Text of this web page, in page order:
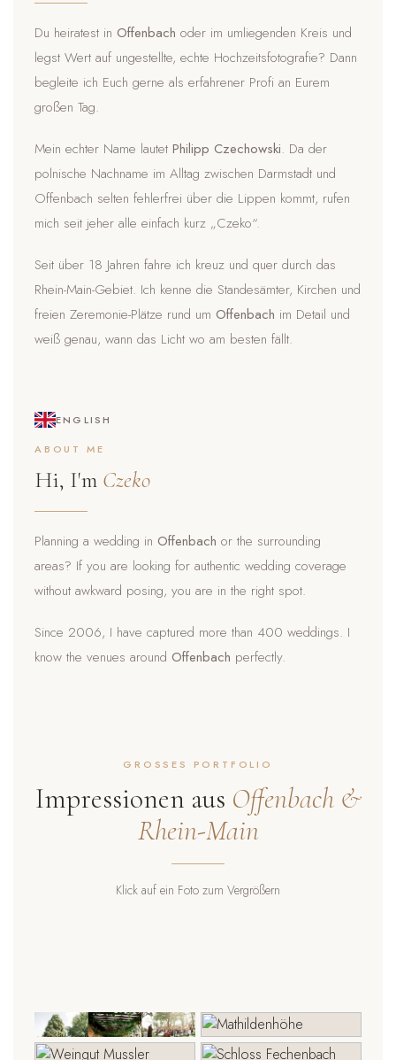
Du heiratest in Offenbach oder im umliegenden Kreis und
legst Wert auf ungestellte, echte Hochzeitsfotografie? Dann
begleite ich Euch gerne als erfahrener Profi an Eurem
großen Tag.
Mein echter Name lautet Philipp Czechowski. Da der
polnische Nachname im Alltag zwischen Darmstadt und
Offenbach selten fehlerfrei über die Lippen kommt, rufen
mich seit jeher alle einfach kurz „Czeko“.
Seit über 18 Jahren fahre ich kreuz und quer durch das
Rhein-Main-Gebiet. Ich kenne die Standesämter, Kirchen und
freien Zeremonie-Plätze rund um Offenbach im Detail und
weiß genau, wann das Licht wo am besten fällt.
ENGLISH
ABOUT ME
Hi, I'm Czeko
Planning a wedding in Offenbach or the surrounding
areas? If you are looking for authentic wedding coverage
without awkward posing, you are in the right spot.
Since 2006, I have captured more than 400 weddings. I
know the venues around Offenbach perfectly.
GROSSES PORTFOLIO
Impressionen aus Offenbach &
Rhein-Main
Klick auf ein Foto zum Vergrößern